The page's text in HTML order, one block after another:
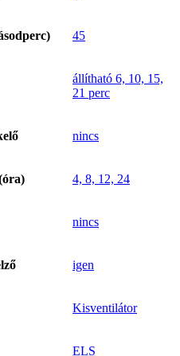
45
állítható 6, 10, 15,
21 perc
nincs
4, 8, 12, 24
nincs
igen
Kisventilátor
ELS